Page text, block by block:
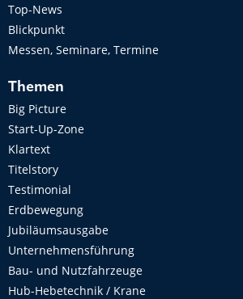
Top-News
Blickpunkt
Messen, Seminare, Termine
Themen
Big Picture
Start-Up-Zone
Klartext
Titelstory
Testimonial
Erdbewegung
Jubiläumsausgabe
Unternehmensführung
Bau- und Nutzfahrzeuge
Hub-Hebetechnik / Krane